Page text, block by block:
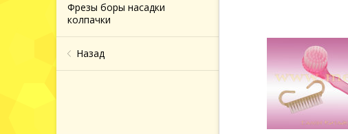
Фрезы боры насадки
колпачки
Назад